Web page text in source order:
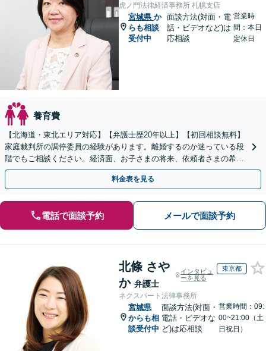
虎ノ門法律経済事務所 札幌支店
宮城県 か
らも相談
受付中
面談方法(対面・電
話・ビデオなど)は
応相談
営業時
間：本日
定休日
養育費
【北海道・東北エリア対応】【弁護士歴20年以上】【初回相談無料】
家庭裁判所の調停委員の経験があります。離婚するのか迷っている段
階でもご相談ください。経済面、お子さまの将来、依頼者さまの希望
を考慮した最善の解決策をご提案します。
料金表を見る
電話で面談予約 メールで面談予約
北條 さや
か 弁護士
インタビュ
ーを見る
東京都
ネクスパート法律事務所
宮城県
からも相
談受付中
面談方法(対面・
電話・ビデオな
ど)は応相談
営業時間：09:
00~21:00（土
日祝日）